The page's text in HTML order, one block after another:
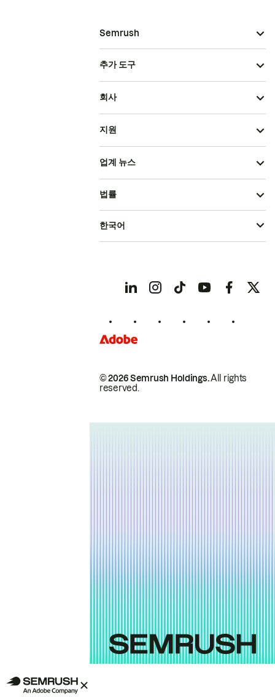
Semrush
추가 도구
회사
지원
업계 뉴스
© 2026 Semrush Holdings.All rights
reserved.
법률
한국어